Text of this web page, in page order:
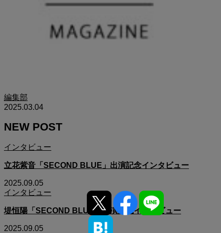
編集部
2025.03.04
NEW POST
インタビュー
立花紫音「SECOND BLUE」出演記念インタビュー
2025.09.05
インタビュー
堤恒陽「SECOND BLUE」出演記念インタビュー
2025.09.05